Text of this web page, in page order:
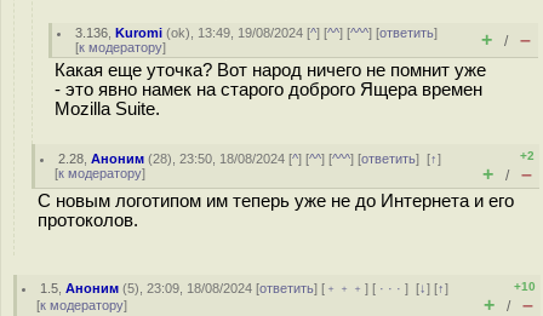
3.136 ,Kuromi (ok), 13:49, 19/08/2024 [^] [^^] [^^^] [ответить]
[к модератору] + / –
Какая еще уточка? Вот народ ничего не помнит уже
- это явно намек на старого доброго Ящера времен
Mozilla Suite.
2.28 ,Аноним (28), 23:50, 18/08/2024 [^] [^^] [^^^] [ответить][↑]
[к модератору]
+2
+ / –
С новым логотипом им теперь уже не до Интернета и его
протоколов.
1.5 ,Аноним (5), 23:09, 18/08/2024 [ответить] [ ﹢﹢﹢] [ · · ·][↓] [↑]
[к модератору]
+10
+ / –